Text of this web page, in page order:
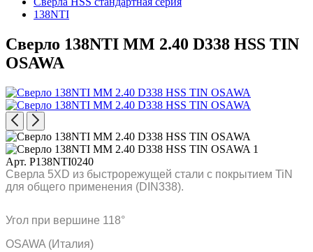
138NTI
Сверло 138NTI MM 2.40 D338 HSS TIN
OSAWA
Арт. P138NTI0240
Сверла 5XD из быстрорежущей стали с покрытием TiN
для общего применения (DIN338).
Угол при вершине 118°
OSAWA (Италия)